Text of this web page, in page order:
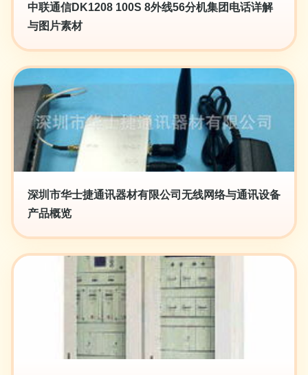
中联通信DK1208 100S 8外线56分机集团电话详解
与图片素材
深圳市华士捷通讯器材有限公司无线网络与通讯设备
产品概览